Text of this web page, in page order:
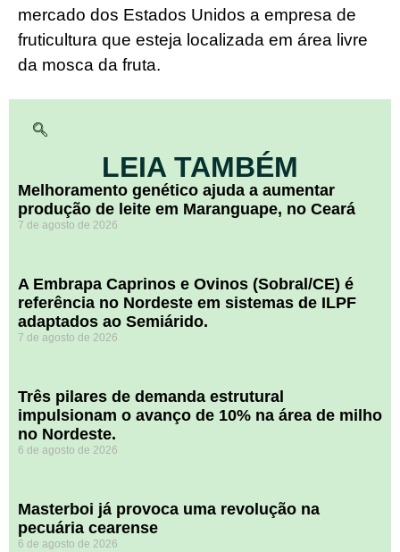
mercado dos Estados Unidos a empresa de
fruticultura que esteja localizada em área livre
da mosca da fruta.
LEIA TAMBÉM
Melhoramento genético ajuda a aumentar
produção de leite em Maranguape, no Ceará
7 de agosto de 2026
A Embrapa Caprinos e Ovinos (Sobral/CE) é
referência no Nordeste em sistemas de ILPF
adaptados ao Semiárido.
7 de agosto de 2026
​Três pilares de demanda estrutural
impulsionam o avanço de 10% na área de milho
no Nordeste.
6 de agosto de 2026
Masterboi já provoca uma revolução na
pecuária cearense
6 de agosto de 2026